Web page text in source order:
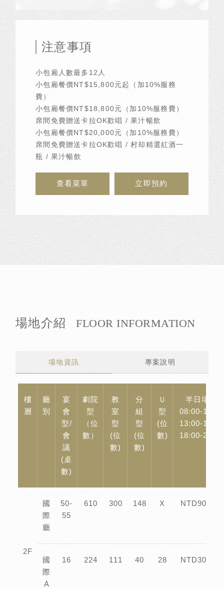
注意事項
小包廂人數最多12人
小包廂餐價NT$15,800元起（加10%服務
費）
小包廂餐價NT$18,800元（加10%服務費）
席間免費贈送卡拉OK歡唱 / 果汁暢飲
小包廂餐價NT$20,000元（加10%服務費）
席間免費贈送卡拉OK歡唱 / 村却精選紅酒一
瓶 / 果汁暢飲
查看菜單 立即預約
場地介紹 FLOOR INFORMATION
場地資訊 專案說明
樓
層
廳
別
宴
會
型/
會
議
(桌
數)
劇院
型
（位
數）
教
室
型
(位
數)
分
組
型
(位
數)
Ｕ
型
(位
數)
半日場租
08:00-12:00
13:00-17:00
18:00-22:00
2F
國
際
廳
50-
55
610 300 148 X NTD90,000
國
際
A
16 224 111 40 28 NTD30,000